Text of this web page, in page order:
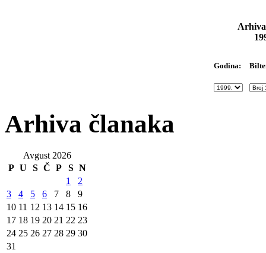
Godina:
Arhiva članaka
Avgust 2026
P U S Č P S N
1
2
3
4 5 6 7 8
9
10 11 12 13 14 15 16
17 18 19 20 21 22 23
24 25 26 27 28 29 30
31